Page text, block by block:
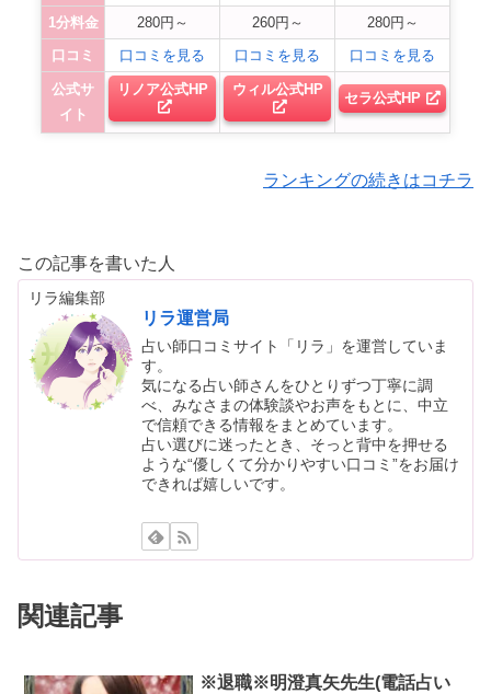
1分料金 280円～ 260円～
280円～
口コミ
口コミを見る 口コミを見る 口コミを見る
公式サ
イト
リノア公式HP ウィル公式HP
セラ公式HP
ランキングの続きはコチラ
この記事を書いた人
リラ編集部
リラ運営局
占い師口コミサイト「リラ」を運営していま
す。
気になる占い師さんをひとりずつ丁寧に調
べ、みなさまの体験談やお声をもとに、中立
で信頼できる情報をまとめています。
占い選びに迷ったとき、そっと背中を押せる
ような“優しくて分かりやすい口コミ”をお届け
できれば嬉しいです。
関連記事
※退職※明澄真矢先生(電話占い